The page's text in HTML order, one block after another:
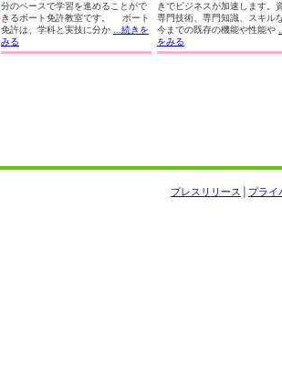
分のペースで学習を進めることがで
きるボート免許教室です。 ボート
免許は、学科と実技に分か
...続きを
みる
きでビジネスが加速します。
専門技術、専門知識、スキル
今までの既存の機能や性能や
をみる
プライ
プレスリリース